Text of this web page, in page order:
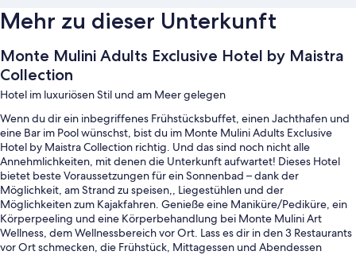
Mehr zu dieser Unterkunft
Monte Mulini Adults Exclusive Hotel by Maistra
Collection
Hotel im luxuriösen Stil und am Meer gelegen
Wenn du dir ein inbegriffenes Frühstücksbuffet, einen Jachthafen und
eine Bar im Pool wünschst, bist du im Monte Mulini Adults Exclusive
Hotel by Maistra Collection richtig. Und das sind noch nicht alle
Annehmlichkeiten, mit denen die Unterkunft aufwartet! Dieses Hotel
bietet beste Voraussetzungen für ein Sonnenbad – dank der
Möglichkeit, am Strand zu speisen,, Liegestühlen und der
Möglichkeiten zum Kajakfahren. Genieße eine Maniküre/Pediküre, ein
Körperpeeling und eine Körperbehandlung bei Monte Mulini Art
Wellness, dem Wellnessbereich vor Ort. Lass es dir in den 3 Restaurants
vor Ort schmecken, die Frühstück, Mittagessen und Abendessen